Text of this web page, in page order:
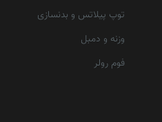
توپ پیلاتس و بدنسازی
وزنه و دمبل
فوم رولر